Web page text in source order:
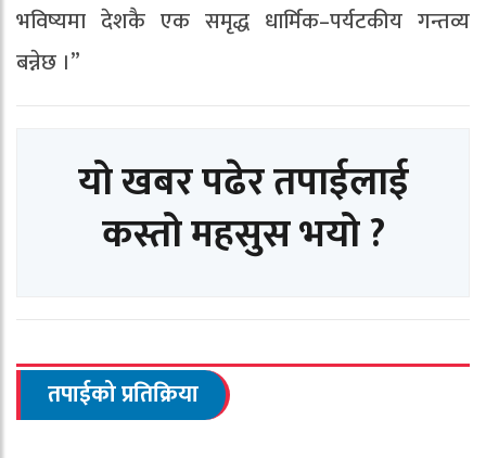
भविष्यमा देशकै एक समृद्ध धार्मिक–पर्यटकीय गन्तव्य
बन्नेछ ।”
यो खबर पढेर तपाईलाई
कस्तो महसुस भयो ?
तपाईको प्रतिक्रिया